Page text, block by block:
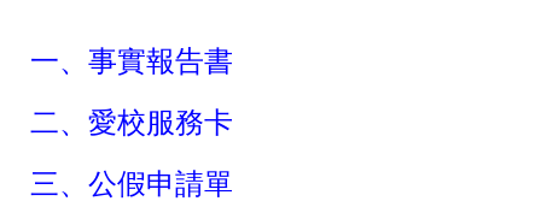
一、 事實報告書
二、 愛校服務卡
三、 公假申請單